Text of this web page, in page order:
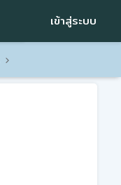
เข้าสู่ระบบ